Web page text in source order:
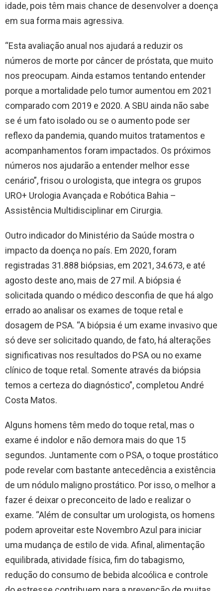
idade, pois têm mais chance de desenvolver a doença
em sua forma mais agressiva.
“Esta avaliação anual nos ajudará a reduzir os
números de morte por câncer de próstata, que muito
nos preocupam. Ainda estamos tentando entender
porque a mortalidade pelo tumor aumentou em 2021
comparado com 2019 e 2020. A SBU ainda não sabe
se é um fato isolado ou se o aumento pode ser
reflexo da pandemia, quando muitos tratamentos e
acompanhamentos foram impactados. Os próximos
números nos ajudarão a entender melhor esse
cenário”, frisou o urologista, que integra os grupos
URO+ Urologia Avançada e Robótica Bahia –
Assistência Multidisciplinar em Cirurgia.
Outro indicador do Ministério da Saúde mostra o
impacto da doença no país. Em 2020, foram
registradas 31.888 biópsias, em 2021, 34.673, e até
agosto deste ano, mais de 27 mil. A biópsia é
solicitada quando o médico desconfia de que há algo
errado ao analisar os exames de toque retal e
dosagem de PSA. “A biópsia é um exame invasivo que
só deve ser solicitado quando, de fato, há alterações
significativas nos resultados do PSA ou no exame
clínico de toque retal. Somente através da biópsia
temos a certeza do diagnóstico”, completou André
Costa Matos.
Alguns homens têm medo do toque retal, mas o
exame é indolor e não demora mais do que 15
segundos. Juntamente com o PSA, o toque prostático
pode revelar com bastante antecedência a existência
de um nódulo maligno prostático. Por isso, o melhor a
fazer é deixar o preconceito de lado e realizar o
exame. “Além de consultar um urologista, os homens
podem aproveitar este Novembro Azul para iniciar
uma mudança de estilo de vida. Afinal, alimentação
equilibrada, atividade física, fim do tabagismo,
redução do consumo de bebida alcoólica e controle